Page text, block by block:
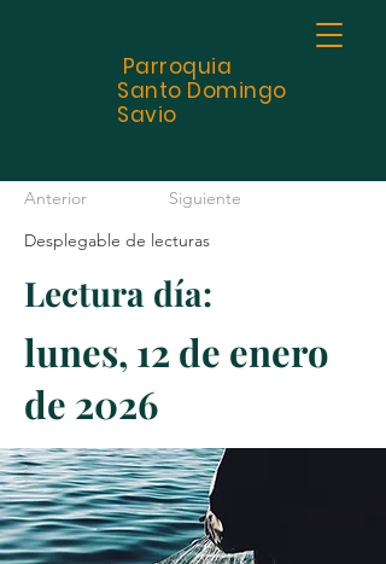
Parroquia
Santo Domingo
Savio
Anterior
Siguiente
Desplegable de lecturas
Lectura día:
lunes, 12 de enero
de 2026